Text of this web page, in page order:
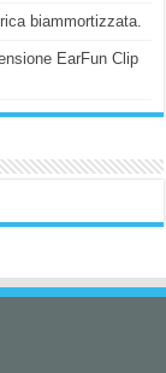
biammortizzata.
EarFun Clip